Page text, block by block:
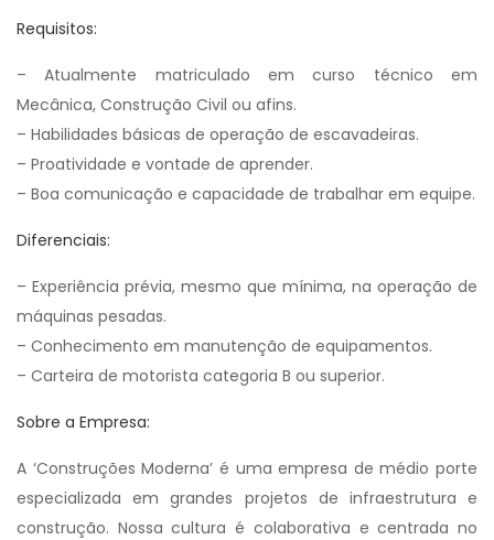
Requisitos:
– Atualmente matriculado em curso técnico em
Mecânica, Construção Civil ou afins.
– Habilidades básicas de operação de escavadeiras.
– Proatividade e vontade de aprender.
– Boa comunicação e capacidade de trabalhar em equipe.
Diferenciais:
– Experiência prévia, mesmo que mínima, na operação de
máquinas pesadas.
– Conhecimento em manutenção de equipamentos.
– Carteira de motorista categoria B ou superior.
Sobre a Empresa:
A ‘Construções Moderna’ é uma empresa de médio porte
especializada em grandes projetos de infraestrutura e
construção. Nossa cultura é colaborativa e centrada no